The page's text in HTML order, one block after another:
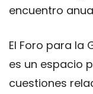
encuentro
El Foro para la
es un espacio
cuestiones